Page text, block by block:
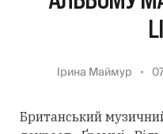
Ірина Маймур
Британський